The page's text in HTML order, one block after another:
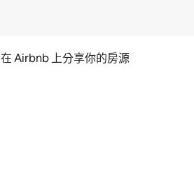
在 Airbnb 上分享你的房源